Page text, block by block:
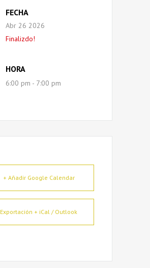
FECHA
Abr 26 2026
Finalizdo!
HORA
6:00 pm - 7:00 pm
+ Añadir Google Calendar
Exportación + iCal / Outlook